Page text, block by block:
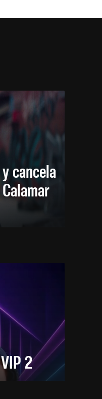
cancela
2